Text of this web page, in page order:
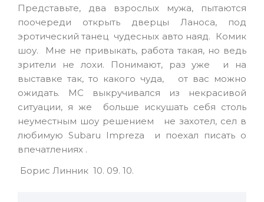
Представьте, два взрослых мужа, пытаются
поочереди открыть дверцы Ланоса, под
эротический танец чудесных авто наяд. Комик
шоу. Мне не привыкать, работа такая, но ведь
зрители не лохи. Понимают, раз уже и на
выставке так, то какого чуда, от вас можно
ожидать. МС выкручивался из некрасивой
ситуации, я же больше искушать себя столь
неуместным шоу решением не захотел, сел в
любимую Subaru Impreza и поехал писать о
впечатлениях .
Борис Линник 10. 09. 10.